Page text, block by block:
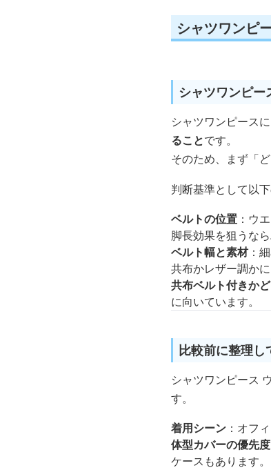
シャツワンピ
シャツワンピ
シャツワンピース
ることです。
そのため、まず「
判断基準として以
ベルトの位置 ：ウ
脚長効果を狙うな
ベルト幅と素材：
共布かレザー調か
共布ベルト付きか
に向いています。
比較前に整理
シャツワンピース
す。
着用シーン ：オフ
体型カバーの優先度
ケースもあります。